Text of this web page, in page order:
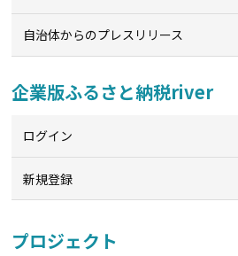
自治体からのプレスリリース
企業版ふるさと納税river
ログイン
新規登録
プロジェクト